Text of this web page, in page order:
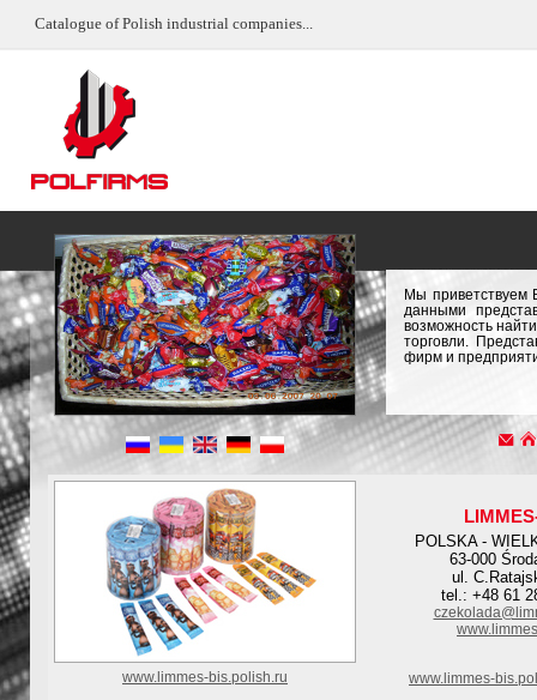
Catalogue of Polish industrial companies...
Мы приветствуем
данными
возможность
торговли.
фирм и
POLSKA -
63-000
ul.
tel.: +48 61
www.limmes-bis.polish.ru www.limmes-